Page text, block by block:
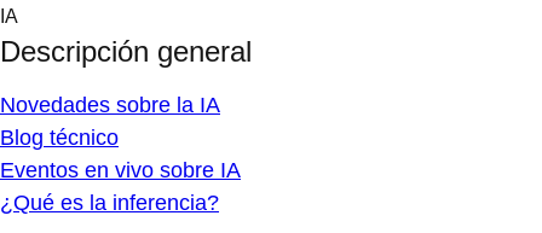
Skip
content
IA
Descripción general
Novedades sobre la IA
Blog técnico
Eventos en vivo sobre IA
¿Qué es la inferencia?